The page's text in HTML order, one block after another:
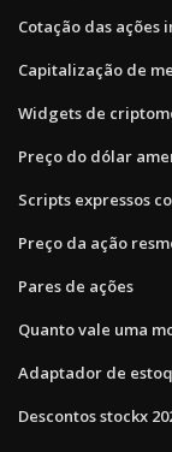
Cotação das ações
Capitalização de
Widgets de
Preço do dólar
Scripts expressos
Preço da ação
Pares de ações
Quanto vale uma
Adaptador de
Descontos stockx